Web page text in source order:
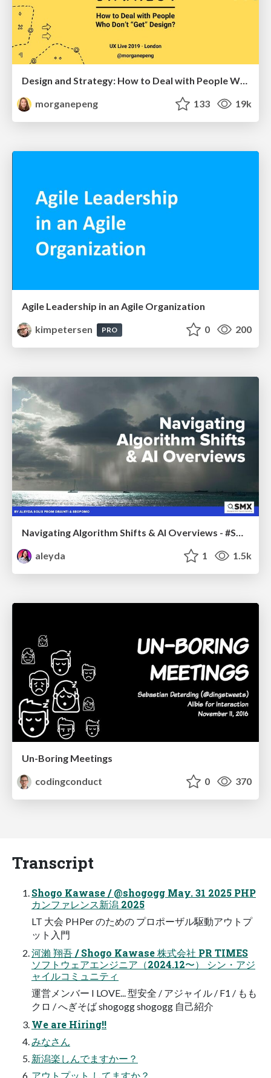
Design and Strategy: How to Deal with People Who Don’t "Get" Design
morganepeng
133 19k
Agile Leadership in an Agile Organization
kimpetersen
PRO 0 200
aleyda
1 1.5k
Un-Boring Meetings
codingconduct
0 370
Transcript
Shogo Kawase / @shogogg May. 31 2025 PHP
カンファレンス新潟 2025
LT 大会 PHPer のための プロポーザル駆動アウトプ
ット入門
河瀨 翔吾 / Shogo Kawase 株式会社 PR TIMES
ソフトウェアエンジニア（2024.12〜） シン・アジ
ャイルコミュニティ
運営メンバー I LOVE... 型安全 / アジャイル / F1 / もも
クロ / へぎそば shogogg shogogg 自己紹介
We are Hiring!!
みなさん
新潟楽しんでますかー？
アウトプット してますか？